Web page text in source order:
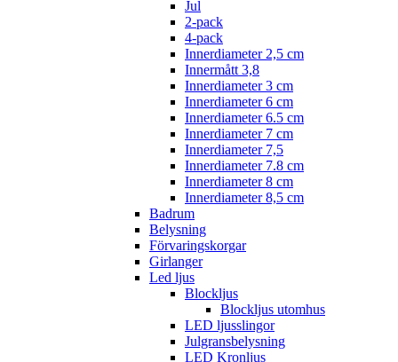
Jul
2-pack
4-pack
Innerdiameter 2,5 cm
Innermått 3,8
Innerdiameter 3 cm
Innerdiameter 6 cm
Innerdiameter 6.5 cm
Innerdiameter 7 cm
Innerdiameter 7,5
Innerdiameter 7.8 cm
Innerdiameter 8 cm
Innerdiameter 8,5 cm
Badrum
Belysning
Förvaringskorgar
Girlanger
Led ljus
Blockljus
Blockljus utomhus
LED ljusslingor
Julgransbelysning
LED Kronljus